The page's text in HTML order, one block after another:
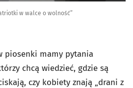
w walce o wolność”
piosenki mamy pytania
chcą wiedzieć, gdzie są
czy kobiety znają „drani z